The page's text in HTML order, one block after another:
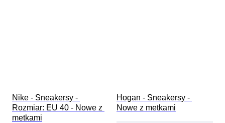
Nike - Sneakersy -
Rozmiar: EU 40 - Nowe z
metkami
Hogan - Sneakersy -
Nowe z metkami